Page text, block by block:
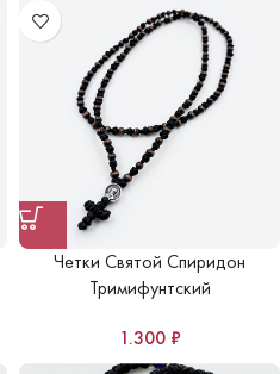
Четки Святой Спиридон
Тримифунтский
1.300 ₽